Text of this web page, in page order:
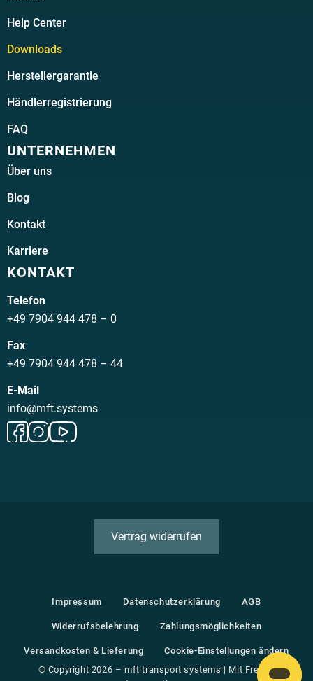
Help Center
Downloads
Herstellergarantie
Händlerregistrierung
FAQ
UNTERNEHMEN
Über uns
Blog
Kontakt
Karriere
KONTAKT
Telefon
+49 7904 944 478 – 0
Fax
+49 7904 944 478 – 44
E-Mail
info@mft.systems
Vertrag widerrufen
Impressum Datenschutzerklärung AGB
Widerrufsbelehrung Za­hlungs­möglichkeiten
Versandkosten & Lieferung
Cookie-Einstellungen ändern
© Copyright 2026 – mft transport systems | Mit Freude